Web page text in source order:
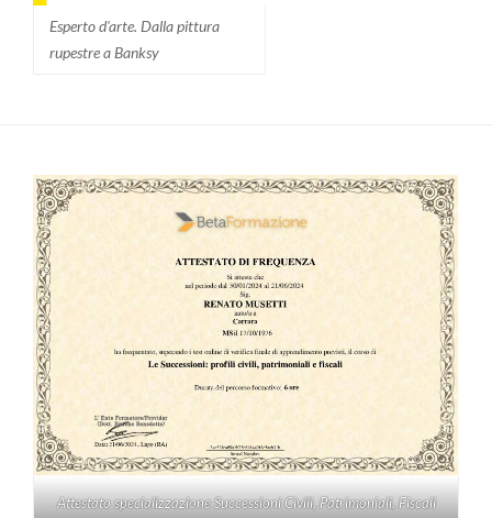
Esperto d'arte. Dalla pittura
rupestre a Banksy
Attestato specializzazione Successioni Civili, Patrimoniali, Fiscali